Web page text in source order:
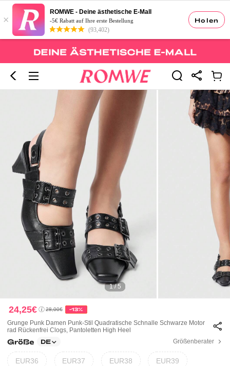
Holen
×
ROMWE - Deine ästhetische E-Mall
-5€ Rabatt auf Ihre erste Bestellung
(93,402)
1 / 5
24,25€ 28,00€ -13%
Grunge Punk Damen Punk-Stil Quadratische Schnalle Schwarze Motor
Rad Rückenfrei Clogs, Pantoletten High Heel
Größe DE Größenberater
EUR36 EUR37 EUR38 EUR39